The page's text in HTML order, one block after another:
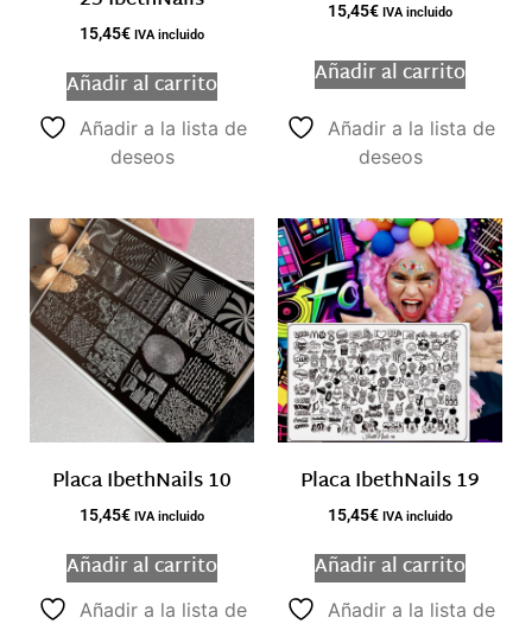
15,45€ IVA incluido
Añadir al carrito
Añadir a la lista de
deseos
15,45€ IVA incluido
Añadir al carrito
Añadir a la lista de
deseos
Placa IbethNails 10
15,45€ IVA incluido
Añadir al carrito
Añadir a la lista de
Placa IbethNails 19
15,45€ IVA incluido
Añadir al carrito
Añadir a la lista de